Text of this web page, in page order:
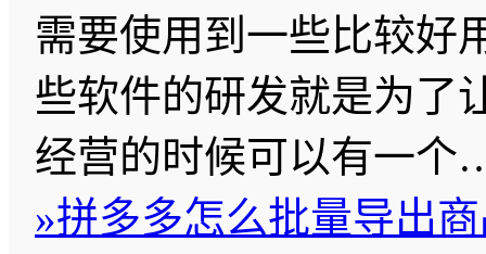
需要使用到一些比较好
些软件的研发就是为了
经营的时候可以有一
»拼多多怎么批量导出